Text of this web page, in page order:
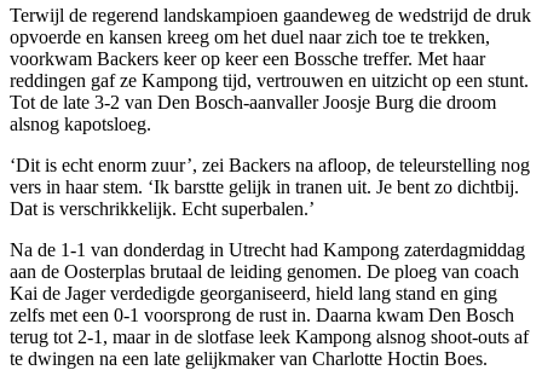
Terwijl de regerend landskampioen gaandeweg de wedstrijd de druk
opvoerde en kansen kreeg om het duel naar zich toe te trekken,
voorkwam Backers keer op keer een Bossche treffer. Met haar
reddingen gaf ze Kampong tijd, vertrouwen en uitzicht op een stunt.
Tot de late 3-2 van Den Bosch-aanvaller Joosje Burg die droom
alsnog kapotsloeg.
‘Dit is echt enorm zuur’, zei Backers na afloop, de teleurstelling nog
vers in haar stem. ‘Ik barstte gelijk in tranen uit. Je bent zo dichtbij.
Dat is verschrikkelijk. Echt superbalen.’
Na de 1-1 van donderdag in Utrecht had Kampong zaterdagmiddag
aan de Oosterplas brutaal de leiding genomen. De ploeg van coach
Kai de Jager verdedigde georganiseerd, hield lang stand en ging
zelfs met een 0-1 voorsprong de rust in. Daarna kwam Den Bosch
terug tot 2-1, maar in de slotfase leek Kampong alsnog shoot-outs af
te dwingen na een late gelijkmaker van Charlotte Hoctin Boes.